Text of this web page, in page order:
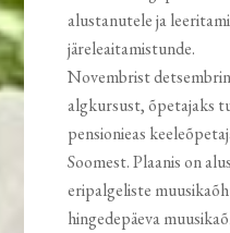
alustanutele ja
järeleaitamistunde.
Novembrist
algkursust, õpetajaks
pensionieas
Soomest. Plaanis on
eripalgeliste
hingedepäeva